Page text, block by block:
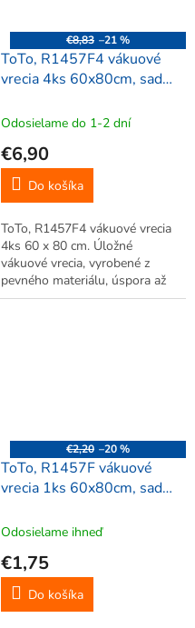
€8,83 –21 %
ToTo, R1457F4 vákuové
vrecia 4ks 60x80cm, sada
Odosielame do 1-2 dní
€6,90
Do košíka
ToTo, R1457F4 vákuové vrecia
4ks 60 x 80 cm. Úložné
vákuové vrecia, vyrobené z
pevného materiálu, úspora až
75% miesta. Veľká úspora
€2,20 –20 %
ToTo, R1457F vákuové
vrecia 1ks 60x80cm, sada
Odosielame ihneď
€1,75
Do košíka